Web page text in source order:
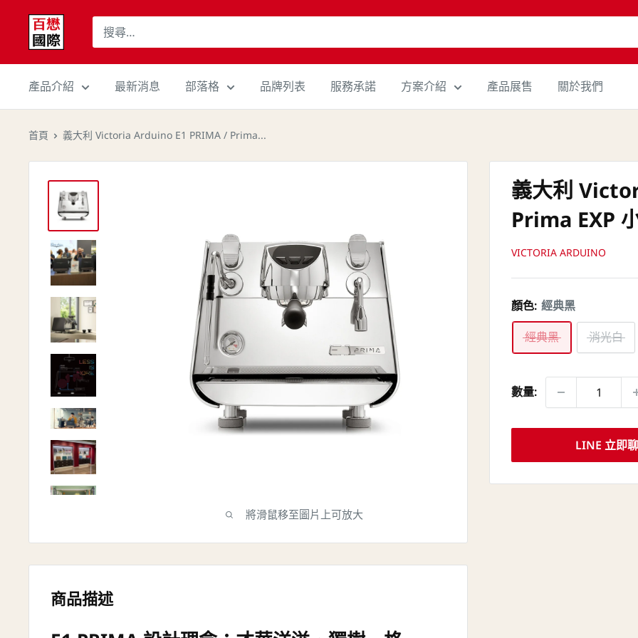
百
懋
國
際
股
份
Cojaft
Coffee
產品介紹 最新消息 部落格 品牌列表 服務承諾 方案介紹 產品展售 關於我們
首頁 義大利 Victoria Arduino E1 PRIMA / Prima...
將滑鼠移至圖片上可放大
義大利
Prima EXP
VICTORIA ARDUINO
顏色: 經典黑
經典黑
消光白
數量:
LINE 立即聊
商品描述